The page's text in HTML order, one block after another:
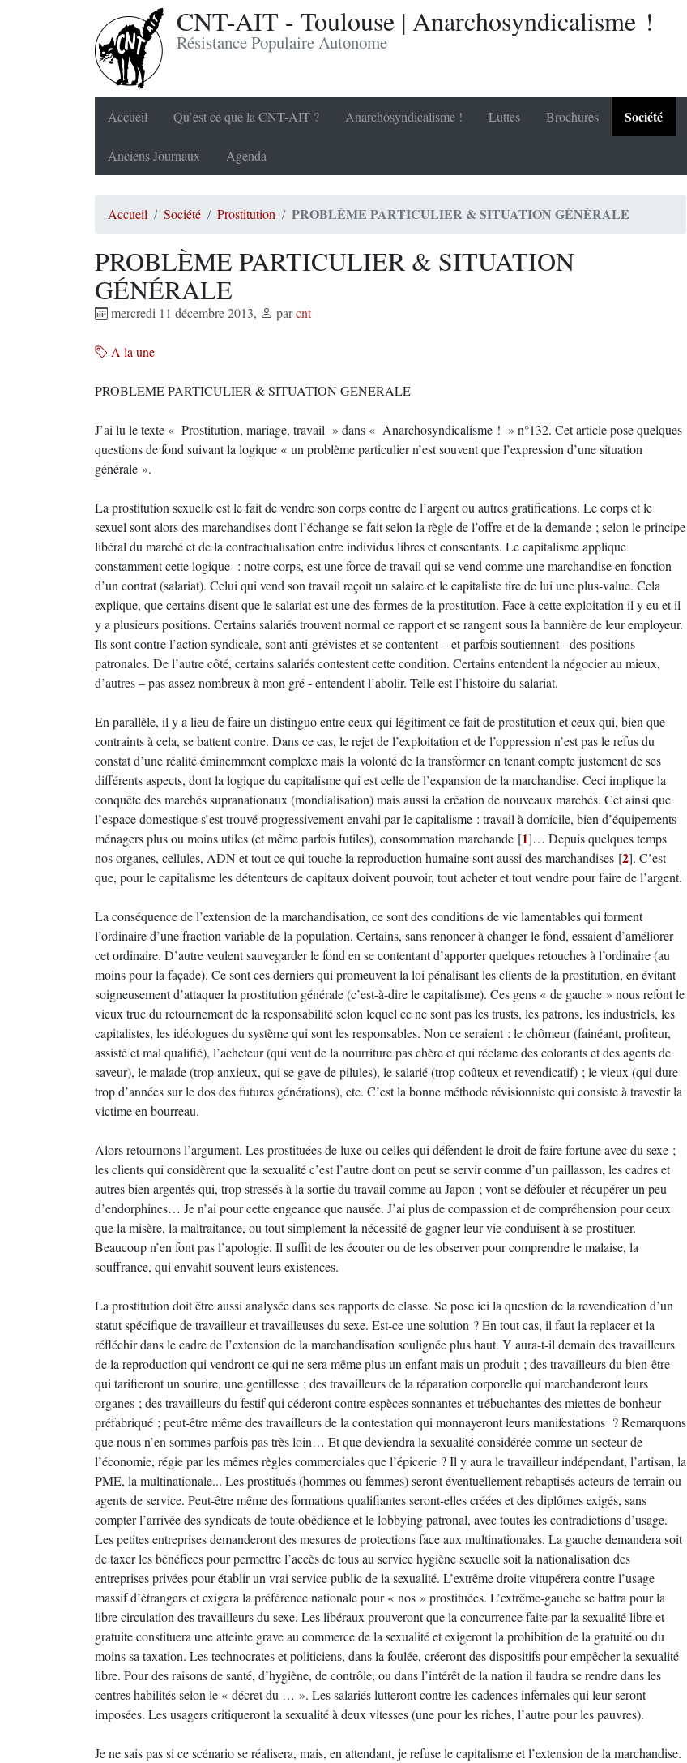
CNT-AIT - Toulouse | Anarchosyndicalisme !
Résistance Populaire Autonome
Accueil Qu’est ce que la CNT-AIT ? Anarchosyndicalisme ! Luttes Brochures Société
Anciens Journaux Agenda
Accueil Société Prostitution PROBLÈME PARTICULIER & SITUATION GÉNÉRALE
PROBLÈME PARTICULIER & SITUATION
GÉNÉRALE
mercredi 11 décembre 2013, parcnt
A la une
PROBLEME PARTICULIER & SITUATION GENERALE
J’ai lu le texte « Prostitution, mariage, travail » dans « Anarchosyndicalisme ! » n°132. Cet article pose quelques
questions de fond suivant la logique « un problème particulier n’est souvent que l’expression d’une situation
générale ».
La prostitution sexuelle est le fait de vendre son corps contre de l’argent ou autres gratifications. Le corps et le
sexuel sont alors des marchandises dont l’échange se fait selon la règle de l’offre et de la demande ; selon le principe
libéral du marché et de la contractualisation entre individus libres et consentants. Le capitalisme applique
constamment cette logique : notre corps, est une force de travail qui se vend comme une marchandise en fonction
d’un contrat (salariat). Celui qui vend son travail reçoit un salaire et le capitaliste tire de lui une plus-value. Cela
explique, que certains disent que le salariat est une des formes de la prostitution. Face à cette exploitation il y eu et il
y a plusieurs positions. Certains salariés trouvent normal ce rapport et se rangent sous la bannière de leur employeur.
Ils sont contre l’action syndicale, sont anti-grévistes et se contentent – et parfois soutiennent - des positions
patronales. De l’autre côté, certains salariés contestent cette condition. Certains entendent la négocier au mieux,
d’autres – pas assez nombreux à mon gré - entendent l’abolir. Telle est l’histoire du salariat.
En parallèle, il y a lieu de faire un distinguo entre ceux qui légitiment ce fait de prostitution et ceux qui, bien que
contraints à cela, se battent contre. Dans ce cas, le rejet de l’exploitation et de l’oppression n’est pas le refus du
constat d’une réalité éminemment complexe mais la volonté de la transformer en tenant compte justement de ses
différents aspects, dont la logique du capitalisme qui est celle de l’expansion de la marchandise. Ceci implique la
conquête des marchés supranationaux (mondialisation) mais aussi la création de nouveaux marchés. Cet ainsi que
l’espace domestique s’est trouvé progressivement envahi par le capitalisme : travail à domicile, bien d’équipements
ménagers plus ou moins utiles (et même parfois futiles), consommation marchande [1]… Depuis quelques temps
nos organes, cellules, ADN et tout ce qui touche la reproduction humaine sont aussi des marchandises [2]. C’est
que, pour le capitalisme les détenteurs de capitaux doivent pouvoir, tout acheter et tout vendre pour faire de l’argent.
La conséquence de l’extension de la marchandisation, ce sont des conditions de vie lamentables qui forment
l’ordinaire d’une fraction variable de la population. Certains, sans renoncer à changer le fond, essaient d’améliorer
cet ordinaire. D’autre veulent sauvegarder le fond en se contentant d’apporter quelques retouches à l’ordinaire (au
moins pour la façade). Ce sont ces derniers qui promeuvent la loi pénalisant les clients de la prostitution, en évitant
soigneusement d’attaquer la prostitution générale (c’est-à-dire le capitalisme). Ces gens « de gauche » nous refont le
vieux truc du retournement de la responsabilité selon lequel ce ne sont pas les trusts, les patrons, les industriels, les
capitalistes, les idéologues du système qui sont les responsables. Non ce seraient : le chômeur (fainéant, profiteur,
assisté et mal qualifié), l’acheteur (qui veut de la nourriture pas chère et qui réclame des colorants et des agents de
saveur), le malade (trop anxieux, qui se gave de pilules), le salarié (trop coûteux et revendicatif) ; le vieux (qui dure
trop d’années sur le dos des futures générations), etc. C’est la bonne méthode révisionniste qui consiste à travestir la
victime en bourreau.
Alors retournons l’argument. Les prostituées de luxe ou celles qui défendent le droit de faire fortune avec du sexe ;
les clients qui considèrent que la sexualité c’est l’autre dont on peut se servir comme d’un paillasson, les cadres et
autres bien argentés qui, trop stressés à la sortie du travail comme au Japon ; vont se défouler et récupérer un peu
d’endorphines… Je n’ai pour cette engeance que nausée. J’ai plus de compassion et de compréhension pour ceux
que la misère, la maltraitance, ou tout simplement la nécessité de gagner leur vie conduisent à se prostituer.
Beaucoup n’en font pas l’apologie. Il suffit de les écouter ou de les observer pour comprendre le malaise, la
souffrance, qui envahit souvent leurs existences.
La prostitution doit être aussi analysée dans ses rapports de classe. Se pose ici la question de la revendication d’un
statut spécifique de travailleur et travailleuses du sexe. Est-ce une solution ? En tout cas, il faut la replacer et la
réfléchir dans le cadre de l’extension de la marchandisation soulignée plus haut. Y aura-t-il demain des travailleurs
de la reproduction qui vendront ce qui ne sera même plus un enfant mais un produit ; des travailleurs du bien-être
qui tarifieront un sourire, une gentillesse ; des travailleurs de la réparation corporelle qui marchanderont leurs
organes ; des travailleurs du festif qui céderont contre espèces sonnantes et trébuchantes des miettes de bonheur
préfabriqué ; peut-être même des travailleurs de la contestation qui monnayeront leurs manifestations ? Remarquons
que nous n’en sommes parfois pas très loin… Et que deviendra la sexualité considérée comme un secteur de
l’économie, régie par les mêmes règles commerciales que l’épicerie ? Il y aura le travailleur indépendant, l’artisan, la
PME, la multinationale... Les prostitués (hommes ou femmes) seront éventuellement rebaptisés acteurs de terrain ou
agents de service. Peut-être même des formations qualifiantes seront-elles créées et des diplômes exigés, sans
compter l’arrivée des syndicats de toute obédience et le lobbying patronal, avec toutes les contradictions d’usage.
Les petites entreprises demanderont des mesures de protections face aux multinationales. La gauche demandera soit
de taxer les bénéfices pour permettre l’accès de tous au service hygiène sexuelle soit la nationalisation des
entreprises privées pour établir un vrai service public de la sexualité. L’extrême droite vitupérera contre l’usage
massif d’étrangers et exigera la préférence nationale pour « nos » prostituées. L’extrême-gauche se battra pour la
libre circulation des travailleurs du sexe. Les libéraux prouveront que la concurrence faite par la sexualité libre et
gratuite constituera une atteinte grave au commerce de la sexualité et exigeront la prohibition de la gratuité ou du
moins sa taxation. Les technocrates et politiciens, dans la foulée, créeront des dispositifs pour empêcher la sexualité
libre. Pour des raisons de santé, d’hygiène, de contrôle, ou dans l’intérêt de la nation il faudra se rendre dans les
centres habilités selon le « décret du … ». Les salariés lutteront contre les cadences infernales qui leur seront
imposées. Les usagers critiqueront la sexualité à deux vitesses (une pour les riches, l’autre pour les pauvres).
Je ne sais pas si ce scénario se réalisera, mais, en attendant, je refuse le capitalisme et l’extension de la marchandise.